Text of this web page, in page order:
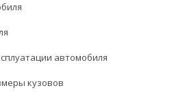
автомобиля
кузовов